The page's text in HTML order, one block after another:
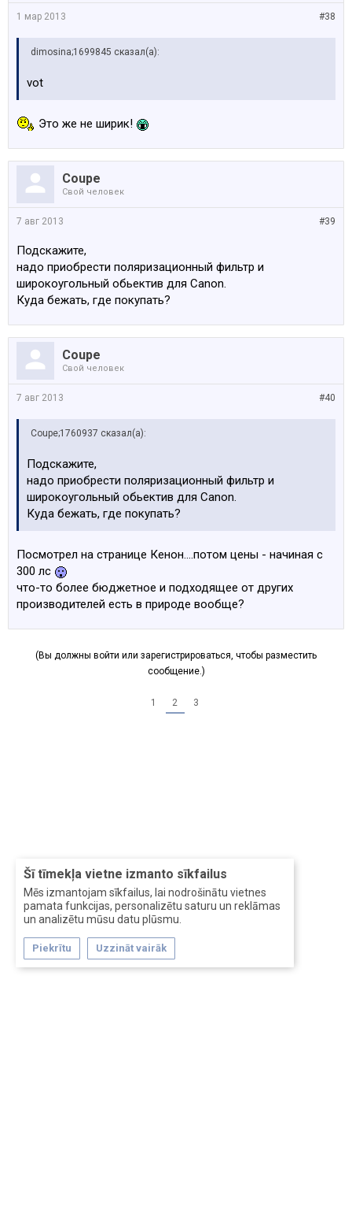
Šī tīmekļa vietne izmanto sīkfailus
Mēs izmantojam sīkfailus, lai nodrošinātu vietnes
pamata funkcijas, personalizētu saturu un reklāmas
un analizētu mūsu datu plūsmu.
Piekrītu Uzzināt vairāk
#38
1 мар 2013
dimosina;1699845 сказал(а):
vot
Это же не ширик!
Coupe
Свой человек
#39
7 авг 2013
Подскажите,
надо приобрести поляризационный фильтр и
широкоугольный обьектив для Canon.
Куда бежать, где покупать?
Coupe
Свой человек
#40
7 авг 2013
Coupe;1760937 сказал(а):
Подскажите,
надо приобрести поляризационный фильтр и
широкоугольный обьектив для Canon.
Куда бежать, где покупать?
Посмотрел на странице Кенон....потом цены - начиная с
300 лс
что-то более бюджетное и подходящее от других
производителей есть в природе вообще?
(Вы должны войти или зарегистрироваться, чтобы разместить
сообщение.)
1 2 3